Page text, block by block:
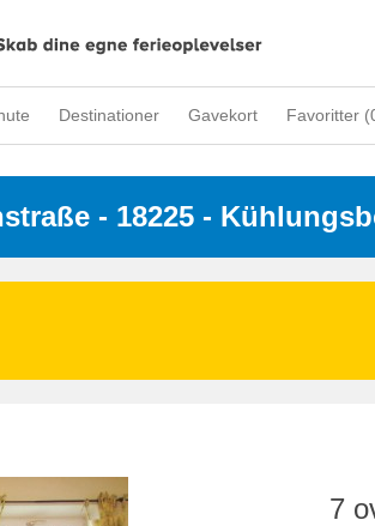
Destinationer Gavekort Favoritter (
- 18225 -
7